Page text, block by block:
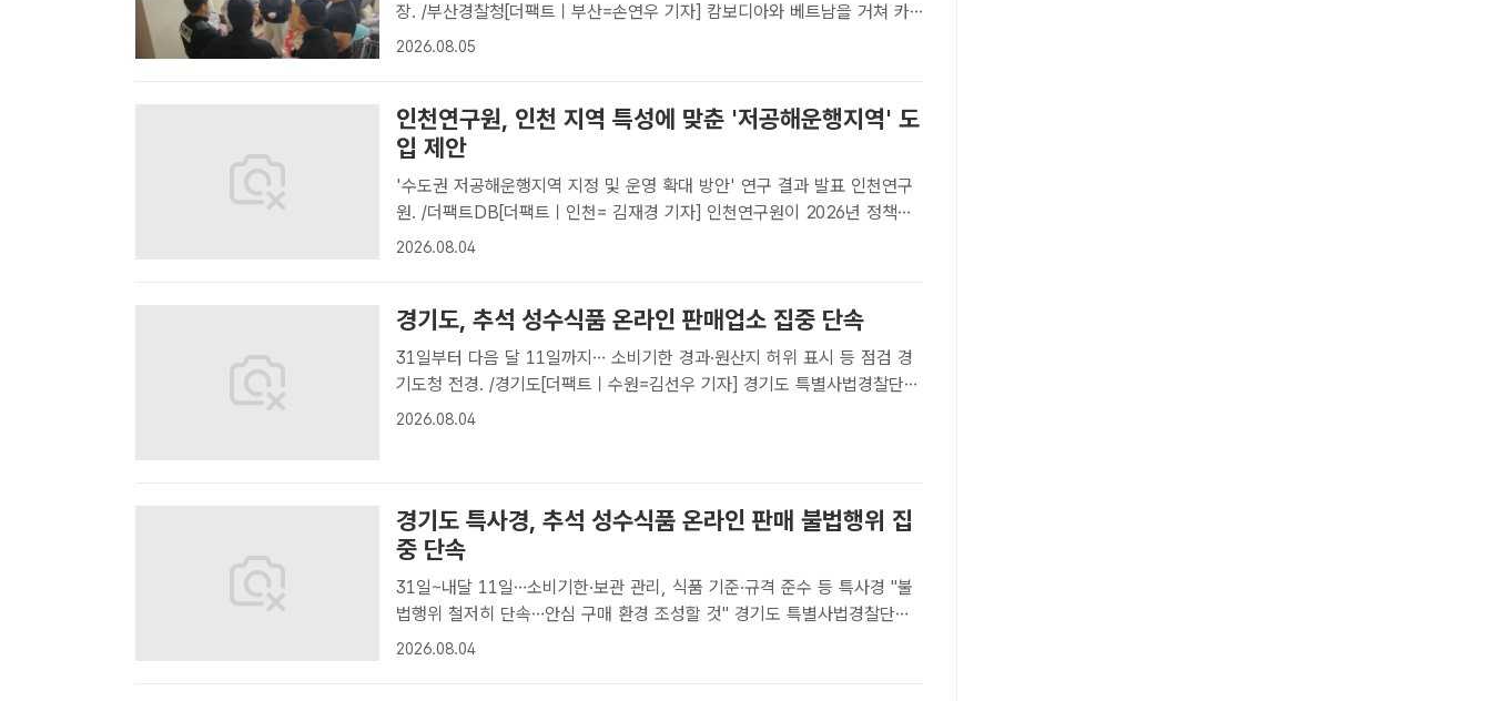
장. /부산경찰청[더팩트ㅣ부산=손연우 기자] 캄보디아와 베트남을 거쳐 카
자흐스탄까지 범죄 거점을 옮긴 한국인 보이스피싱 조직이 부산경찰의 국제
2026.08.05
인천연구원, 인천 지역 특성에 맞춘 '저공해운행지역' 도
입 제안
'수도권 저공해운행지역 지정 및 운영 확대 방안' 연구 결과 발표 인천연구
원. /더팩트DB[더팩트ㅣ인천= 김재경 기자] 인천연구원이 2026년 정책연
구과제로 수행한 '수도권 저공해운행지역 지정 및 운영 확대 방안' 결과보고
2026.08.04
경기도, 추석 성수식품 온라인 판매업소 집중 단속
31일부터 다음 달 11일까지… 소비기한 경과·원산지 허위 표시 등 점검 경
기도청 전경. /경기도[더팩트ㅣ수원=김선우 기자] 경기도 특별사법경찰단은
추석 성수식품 온라인 판매업소를 집중 단속한다고 4일 밝혔다.경기도 특별
2026.08.04
경기도 특사경, 추석 성수식품 온라인 판매 불법행위 집
중 단속
31일~내달 11일…소비기한·보관 관리, 식품 기준·규격 준수 등 특사경 "불
법행위 철저히 단속…안심 구매 환경 조성할 것" 경기도 특별사법경찰단이
오는 31일부터 9월 11일까지 진행하는 추석 성수식품 온라인 판매업소 집
2026.08.04